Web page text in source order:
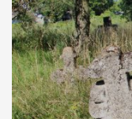
різноманітних форм